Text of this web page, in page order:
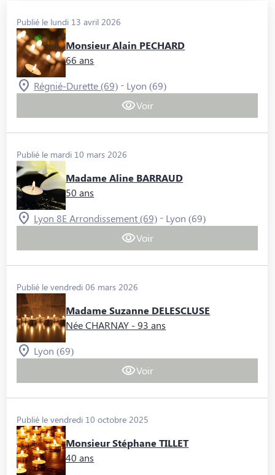
Publié le lundi 13 avril 2026
Monsieur Alain PECHARD
66 ans
Régnié-Durette (69) - Lyon (69)
Voir
Publié le mardi 10 mars 2026
Madame Aline BARRAUD
50 ans
Lyon 8E Arrondissement (69) - Lyon (69)
Voir
Publié le vendredi 06 mars 2026
Madame Suzanne DELESCLUSE
Née CHARNAY - 93 ans
Lyon (69)
Voir
Publié le vendredi 10 octobre 2025
Monsieur Stéphane TILLET
40 ans